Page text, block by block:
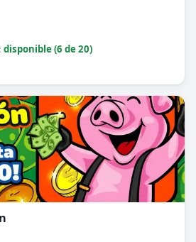
disponible (6 de 20)